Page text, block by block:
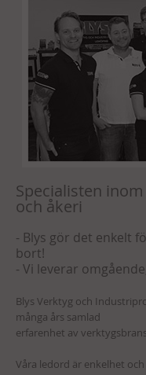
Specialisten
och åkeri
- Blys gör det enkelt
bort!
- Vi leverar
Blys Verktyg och
många års samlad
erfarenhet av
Våra ledord är enkelhet